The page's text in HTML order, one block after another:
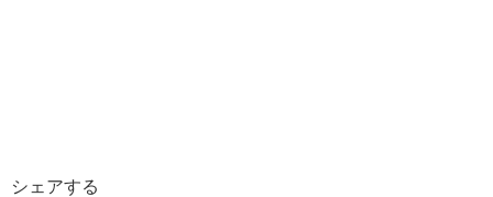
シェアする